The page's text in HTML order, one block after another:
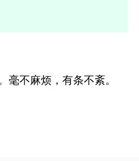
毫不麻烦，有条不紊。